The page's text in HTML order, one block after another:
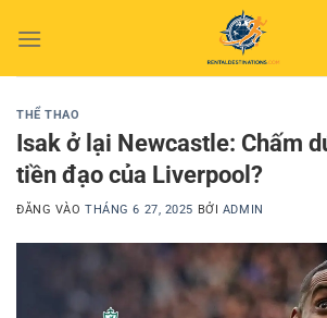
qua
THỂ THAO
Isak ở lại Newcastle: Chấm
tiền đạo của Liverpool?
ĐĂNG VÀOTHÁNG 6 27, 2025 BỞI ADMIN